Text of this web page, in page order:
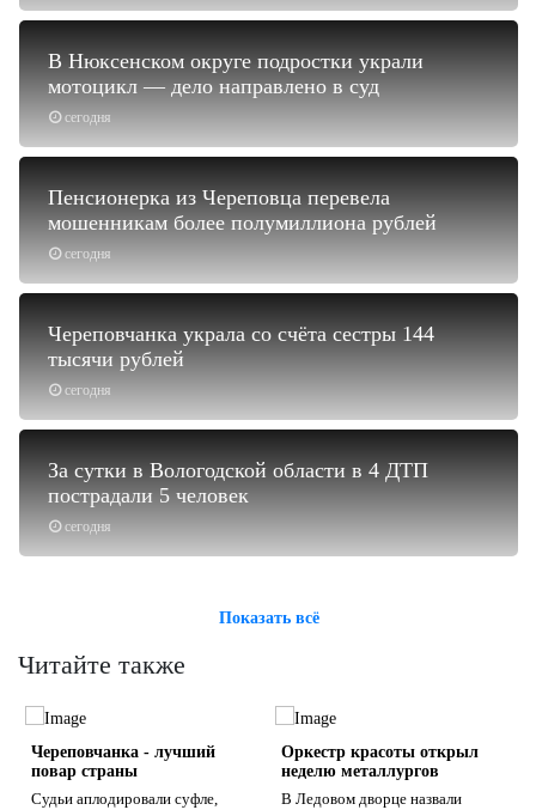
сегодня
В Нюксенском округе подростки украли
мотоцикл — дело направлено в суд
сегодня
Пенсионерка из Череповца перевела
мошенникам более полумиллиона рублей
сегодня
Череповчанка украла со счёта сестры 144
тысячи рублей
сегодня
За сутки в Вологодской области в 4 ДТП
пострадали 5 человек
Показать всё
Читайте также
Череповчанка - лучший
повар страны
Судьи аплодировали суфле,
Оркестр красоты открыл
неделю металлургов
В Ледовом дворце назвали